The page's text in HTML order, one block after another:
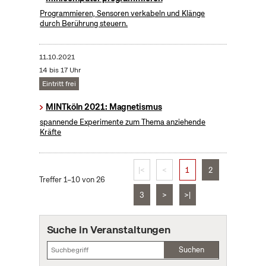
Programmieren, Sensoren verkabeln und Klänge
durch Berührung steuern.
11.10.2021
14 bis 17 Uhr
Eintritt frei
MINTköln 2021: Magnetismus
spannende Experimente zum Thema anziehende
Kräfte
Treffer 1–10 von 26
|< < 1 2
3 > >|
Suche in Veranstaltungen
Suchen